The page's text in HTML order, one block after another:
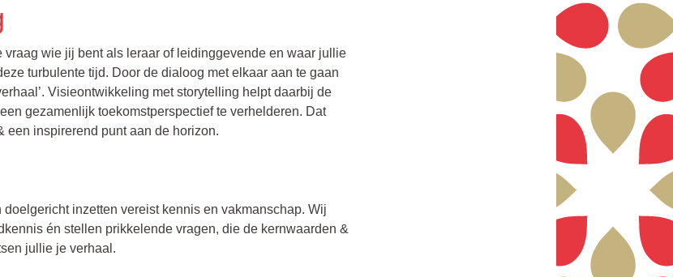
vraag wie jij bent als leraar of leidinggevende en waar jullie
turbulente tijd. Door de dialoog met elkaar aan te gaan
Visieontwikkeling met storytelling helpt daarbij de
gezamenlijk toekomstperspectief te verhelderen. Dat
een inspirerend punt aan de horizon.
inzetten vereist kennis en vakmanschap. Wij
én stellen prikkelende vragen, die de kernwaarden &
jullie je verhaal.